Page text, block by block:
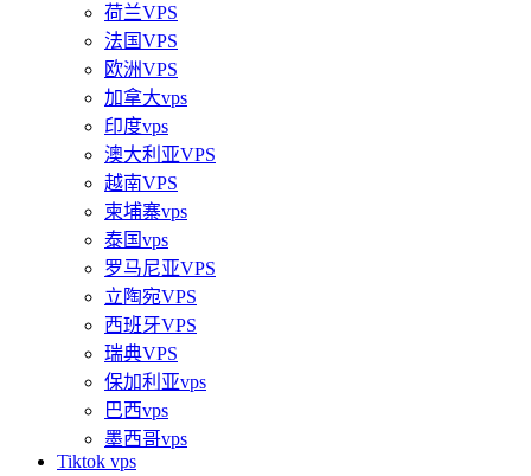
荷兰VPS
法国VPS
欧洲VPS
加拿大vps
印度vps
澳大利亚VPS
越南VPS
柬埔寨vps
泰国vps
罗马尼亚VPS
立陶宛VPS
西班牙VPS
瑞典VPS
保加利亚vps
巴西vps
墨西哥vps
Tiktok vps